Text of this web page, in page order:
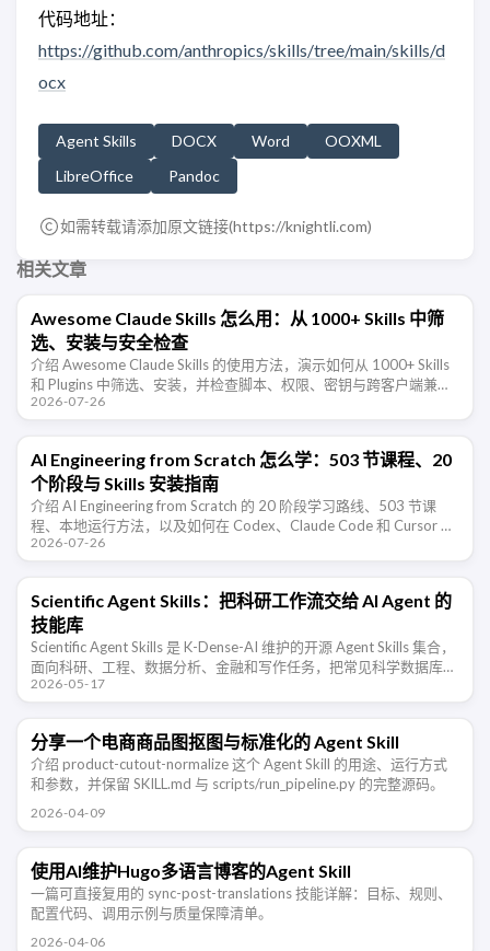
代码地址：
https://github.com/anthropics/skills/tree/main/skills/d
ocx
Agent Skills DOCX Word
OOXML
LibreOffice
Pandoc
如需转载请添加原文链接(https://knightli.com)
相关文章
Awesome Claude Skills 怎么用：从 1000+ Skills 中筛
选、安装与安全检查
介绍 Awesome Claude Skills 的使用方法，演示如何从 1000+ Skills
和 Plugins 中筛选、安装，并检查脚本、权限、密钥与跨客户端兼容
性。
2026-07-26
AI Engineering from Scratch 怎么学：503 节课程、20
个阶段与 Skills 安装指南
介绍 AI Engineering from Scratch 的 20 阶段学习路线、503 节课
程、本地运行方法，以及如何在 Codex、Claude Code 和 Cursor 中
安装配套 …
2026-07-26
Scientific Agent Skills：把科研工作流交给 AI Agent 的
技能库
Scientific Agent Skills 是 K-Dense-AI 维护的开源 Agent Skills 集合，
面向科研、工程、数据分析、金融和写作任务，把常见科学数据库、
Python 包、分析 …
2026-05-17
分享一个电商商品图抠图与标准化的 Agent Skill
介绍 product-cutout-normalize 这个 Agent Skill 的用途、运行方式
和参数，并保留 SKILL.md 与 scripts/run_pipeline.py 的完整源码。
2026-04-09
使用AI维护Hugo多语言博客的Agent Skill
一篇可直接复用的 sync-post-translations 技能详解：目标、规则、
配置代码、调用示例与质量保障清单。
2026-04-06